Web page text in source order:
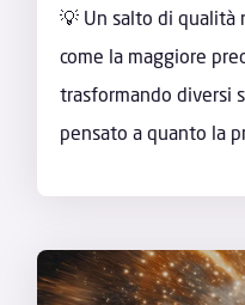
💡 Un salto di qualità
come la maggiore
trasformando diversi
pensato a quanto la